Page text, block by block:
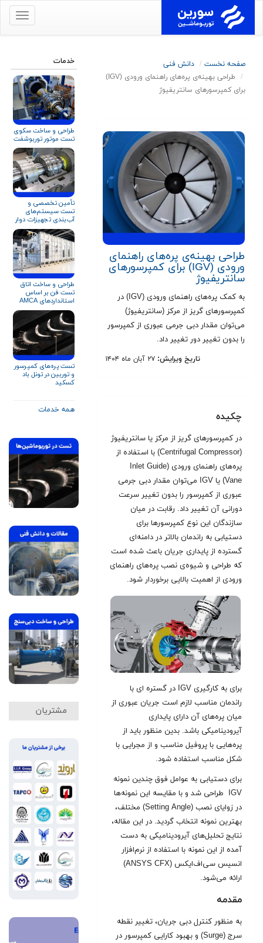
برای
کنید
صفحه نخست
دانش فنی
طراحی بهینه‌‌ی پره‌های راهنمای ورودی (IGV)
برای کمپرسورهای سانتریفیوژ
طراحی بهینه‌‌ی پره‌های راهنمای
ورودی (IGV) برای کمپرسورهای
سانتریفیوژ
به کمک پره‌های راهنمای ورودی (IGV) در
کمپرسورهای گریز از مرکز (سانتریفیوژ)
می‌توان مقدار دبی جرمی عبوری از کمپرسور
را بدون تغییر دور تغییر داد.
تاریخ ویرایش: ۲۷ آبان ماه ۱۴۰۴
چکیده
در کمپرسورهای گریز از مرکز یا سانتریفیوژ
(Centrifugal Compressor) با استفاده از
پره‌های راهنمای ورودی (Inlet Guide
Vane) یا IGV می‌توان مقدار دبی جرمی
عبوری از کمپرسور را بدون تغییر سرعت
دورانی آن تغییر داد. رقابت در میان
سازندگان این نوع کمپرسورها برای
دستیابی به راندمان بالاتر در دامنه‌ای
گسترده از پایداری جریان باعث شده است
که طراحی و شیوه‌ی نصب پره‌های راهنمای
ورودی از اهمیت بالایی برخوردار شود.
برای به کارگیری IGV در گستره ای با
راندمان مناسب لازم است جریان عبوری از
میان پره‌های آن دارای پایداری
آیرودینامیکی باشد. بدین منظور باید از
پره‌هایی با پروفیل مناسب و از مجرایی با
شکل مناسب استفاده شود.
برای دستیابی به عوامل فوق چندین نمونه
IGV طراحی شد و با مقایسه این نمونه‌ها
در زوایای نصب (Setting Angle) مختلف،
بهترین نمونه انتخاب گردید. در این مقاله،
نتایج تحلیل‌های آیرودینامیکی به دست
آمده از این نمونه با استفاده از نرم‌افزار
انسیس سی‌اف‌ایکس (ANSYS CFX)
ارائه می‌شود.
مقدمه
به منظور کنترل دبی جریان، تغییر نقطه
سرج (Surge) و بهبود کارایی کمپرسور در
خدمات
طراحی و ساخت سکوی
تست موتور توربوشفت
تأمین تخصصی و
تست سیستم‌های
آب‌بندی تجهیزات دوار
برای صنایع نفت، گاز و
پتروشیمی
طراحی و ساخت اتاق
تست فن بر اساس
استانداردهای AMCA
۲۱۰ و ISO ۵۸۰۱
تست پره‌های کمپرسور
و توربین در تونل باد
کسکید
همه خدمات
مشتریان